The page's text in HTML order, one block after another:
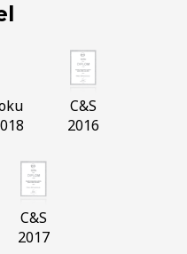
C&S
2016
C&S
2017